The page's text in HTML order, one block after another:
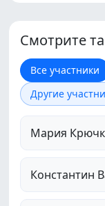
Смотрите
Все участники
Другие
Мария
Константин